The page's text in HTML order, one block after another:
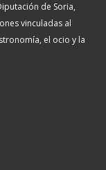
de Soria,
vinculadas al
el ocio y la